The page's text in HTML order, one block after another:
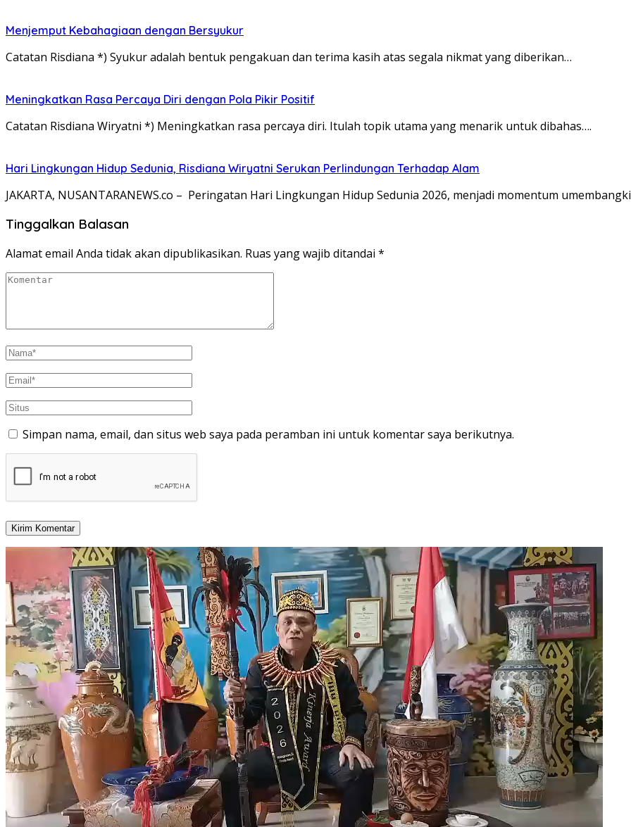
Menjemput Kebahagiaan dengan Bersyukur
Catatan Risdiana *) Syukur adalah bentuk pengakuan dan terima kasih atas segala nikmat yang diberikan…
Meningkatkan Rasa Percaya Diri dengan Pola Pikir Positif
Catatan Risdiana Wiryatni *) Meningkatkan rasa percaya diri. Itulah topik utama yang menarik untuk dibahas….
Hari Lingkungan Hidup Sedunia, Risdiana Wiryatni Serukan Perlindungan Terhadap Alam
JAKARTA, NUSANTARANEWS.co – Peringatan Hari Lingkungan Hidup Sedunia 2026, menjadi momentum
Tinggalkan Balasan
Alamat email Anda tidak akan dipublikasikan. Ruas yang wajib ditandai *
Simpan nama, email, dan situs web saya pada peramban ini untuk komentar saya berikutnya.